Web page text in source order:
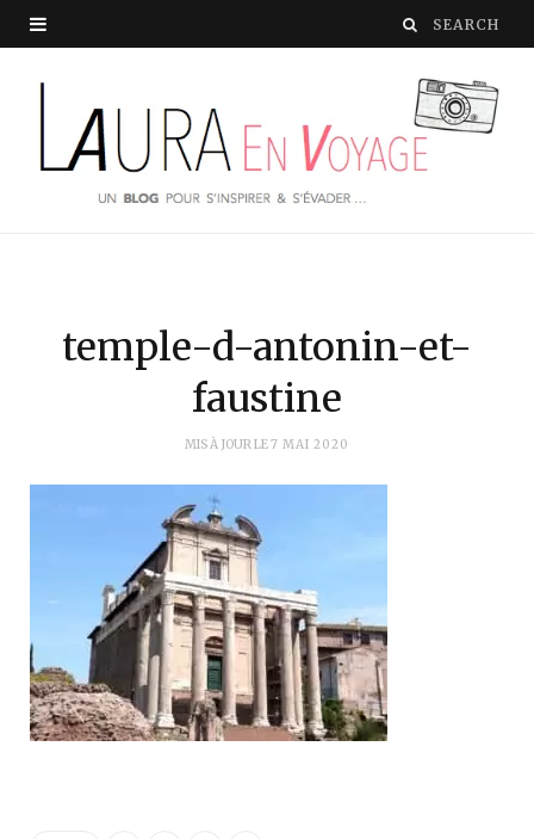
temple-d-antonin-et-
faustine
MIS À JOUR LE7 MAI 2020